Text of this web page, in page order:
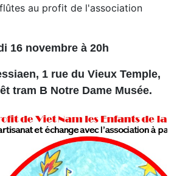
au profit de l'association
16 novembre à 20h
1 rue du Vieux Temple,
tram B Notre Dame Musée.